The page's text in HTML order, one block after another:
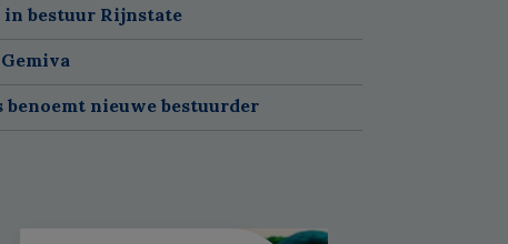
in bestuur Rijnstate
nieuwe bestuurder